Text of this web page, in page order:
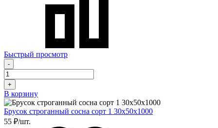
Быстрый просмотр
-
+
В корзину
Брусок строганный сосна сорт 1 30х50х1000
55 ₽/шт.